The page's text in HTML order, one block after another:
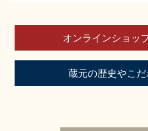
美味しい地酒の選び方
地酒蔵元会とは
オンラインショッ
蔵元の歴史やこ